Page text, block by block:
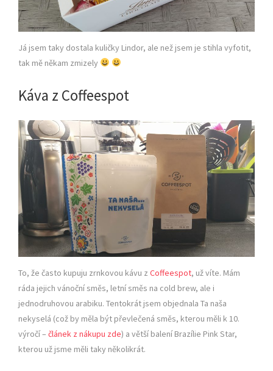
Já jsem taky dostala kuličky Lindor, ale než jsem je stihla vyfotit,
tak mě někam zmizely
Káva z Coffeespot
To, že často kupuju zrnkovou kávu z Coffeespot, už víte. Mám
ráda jejich vánoční směs, letní směs na cold brew, ale i
jednodruhovou arabiku. Tentokrát jsem objednala Ta naša
nekyselá (což by měla být převlečená směs, kterou měli k 10.
výročí – článek z nákupu zde) a větší balení Brazílie Pink Star,
kterou už jsme měli taky několikrát.